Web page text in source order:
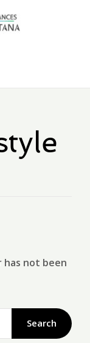
has not been
Search